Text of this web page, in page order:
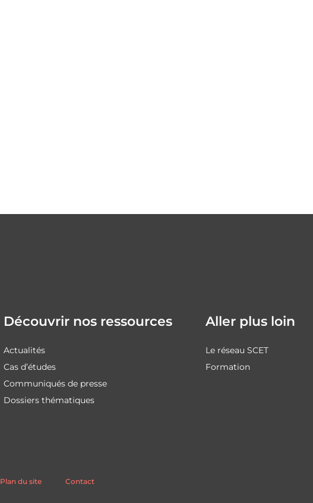
Découvrir nos ressources
Actualités
Cas d’études
Communiqués de presse
Dossiers thématiques
Aller plus loin
Le réseau SCET
Formation
Plan du site Contact